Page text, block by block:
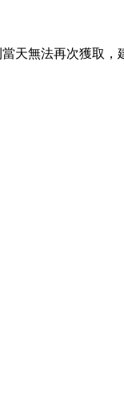
天無法再次獲取，